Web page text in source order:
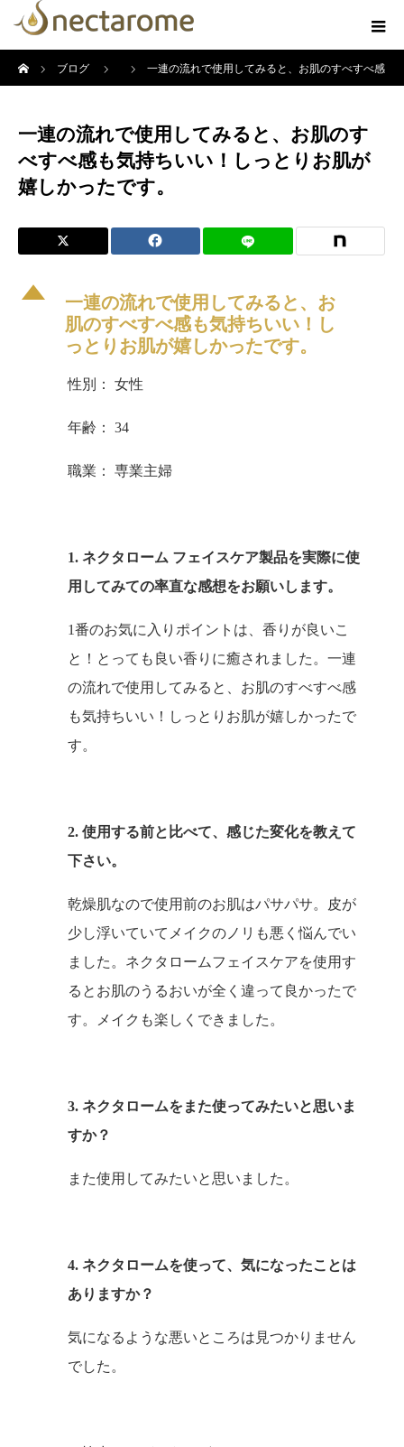
ブログ
一連の流れで使用してみると、お肌のすべすべ感
一連の流れで使用してみると、お肌のす
べすべ感も気持ちいい！しっとりお肌が
嬉しかったです。
D
一連の流れで使用してみると、お
肌のすべすべ感も気持ちいい！し
っとりお肌が嬉しかったです。
性別： 女性
年齢： 34
職業： 専業主婦
1. ネクタローム フェイスケア製品を実際に使
用してみての率直な感想をお願いします。
1番のお気に入りポイントは、香りが良いこ
と！とっても良い香りに癒されました。一連
の流れで使用してみると、お肌のすべすべ感
も気持ちいい！しっとりお肌が嬉しかったで
す。
2. 使用する前と比べて、感じた変化を教えて
下さい。
乾燥肌なので使用前のお肌はパサパサ。皮が
少し浮いていてメイクのノリも悪く悩んでい
ました。ネクタロームフェイスケアを使用す
るとお肌のうるおいが全く違って良かったで
す。メイクも楽しくできました。
3. ネクタロームをまた使ってみたいと思いま
すか？
また使用してみたいと思いました。
4. ネクタロームを使って、気になったことは
ありますか？
気になるような悪いところは見つかりません
でした。